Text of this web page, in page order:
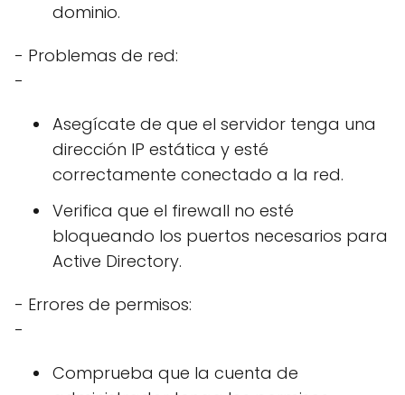
dominio.
- Problemas de red:
-
Asegícate de que el servidor tenga una
dirección IP estática y esté
correctamente conectado a la red.
Verifica que el firewall no esté
bloqueando los puertos necesarios para
Active Directory.
- Errores de permisos:
-
Comprueba que la cuenta de